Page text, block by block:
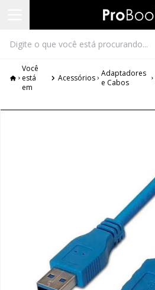
Você
está
em
Acessórios
Adaptadores
e Cabos